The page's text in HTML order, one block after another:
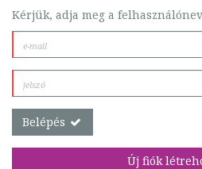
Kérjük, adja meg a
Belépés
Új fiók